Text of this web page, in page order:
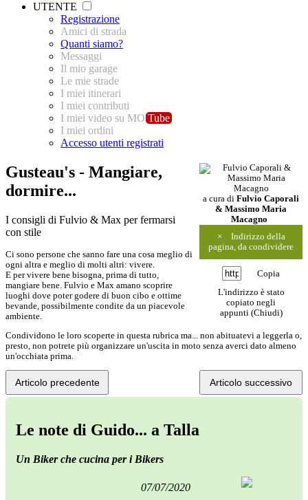
UTENTE
Registrazione
Amici di strada
Quanti siamo?
Messaggi
Il mio garage
Le mie strade
I miei itinerari
I miei contributi
I miei video su MO Tube
I miei ordini
Accesso utenti registrati
a cura di Fulvio Caporali
& Massimo Maria
Macagno
×
Indirizzo della
pagina, da condividere
Copia
L'indirizzo è stato
copiato negli
appunti (Chiudi)
Gusteau's - Mangiare,
dormire...
I consigli di Fulvio & Max per fermarsi
con stile
Ci sono persone che sanno fare una cosa meglio di
ogni altra e meglio di molti altri: vivere.
E per vivere bene bisogna, prima di tutto,
mangiare bene. Fulvio e Max amano scoprire
luoghi dove poter godere di buon cibo e ottime
bevande, possibilmente condite da un piacevole
ambiente.
Condividono le loro scoperte in questa rubrica ma... non abituatevi a leggerla o,
presto, non potrete più organizzare un'uscita in moto senza averci dato almeno
un'occhiata prima.
Articolo precedente Articolo successivo
Le note di Guido... a Talla
Un Biker che cucina per i Bikers
07/07/2020